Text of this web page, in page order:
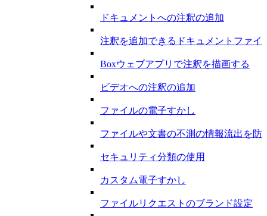
ドキュメントへの注釈の追加
注釈を追加できるドキュメントファイ
Boxウェブアプリで注釈を描画する
ビデオへの注釈の追加
ファイルの電子すかし
ファイルや文書の不測の情報流出を防
セキュリティ分類の使用
カスタム電子すかし
ファイルリクエストのブランド設定